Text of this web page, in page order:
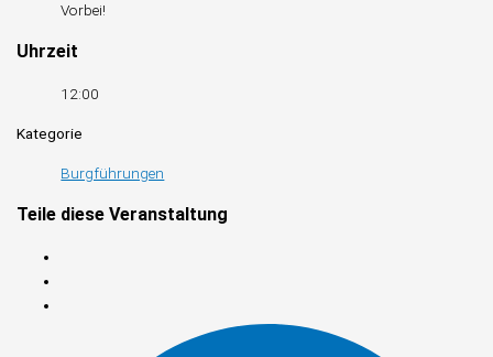
Vorbei!
Uhrzeit
12:00
Kategorie
Burgführungen
Teile diese Veranstaltung